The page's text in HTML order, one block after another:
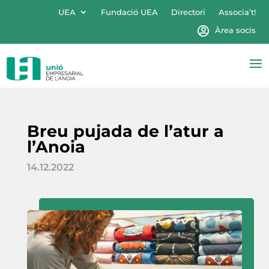
UEA Fundació UEA Directori
Associa’t!
Àrea socis
Breu pujada de l’atur a
l’Anoia
14.12.2022